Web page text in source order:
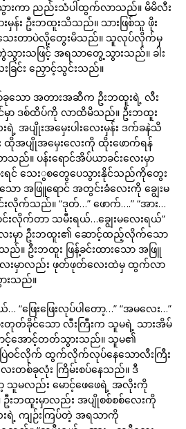
သွားကာ ညည်းသံပါထွက်လာသည်။ မိမိလီး
န်း ဦးဘထူးသိသည်။ သားဖြစ်သူ ဖိုး
ေးတာပဲလို့တွေးမိသည်။ သူလုပ်လိုက်မှ
ားသဖြင့် အရသာတွေ့သွားသည်။ ခါး
းခြင်း ညှောင့်သွင်းသည်။
ခုသော အတားအဆီက ဦးဘထူးရဲ့ လီး
ာ ဒစ်ထိပ်ကို လာထိမိသည်။ ဦးဘထူး
အပျိုးအမှေးပါးလေးမှန်း ဒက်ခနဲသိ
ပျိုအမှေးလေးကို ထိုးဖောက်ရန်
ည်။ ပန်းရောင်အိပ်ယာခင်းလေးမှာ
းရင် သေးွစတွေပေသွားနိုင်သည်ကိုတွေး
ာ အဖြူရောင် အတွင်းခံလေးကို ချွေးမ
လိုက်သည်။ “ဒုတ်…” ဖောက်….” “အား…
င်းလိုက်တာ သမီးရယ်…ချွေးမလေးရယ်”
လေးမှာ ဦးဘထူး၏ ဆောင့်ထည့်လိုက်သော
ည်။ ဦးဘထူး ဖြန့်ခင်းထားသော အဖြူ
ေးမှာလည်း ဖုတ်ဖုတ်လေးထဲမှ ထွက်လာ
ားသည်။
ဖြေးဖြေးလုပ်ပါတော့…” “အမလေး…”
တုတ်ခိုင်သော လီးကြီးက သူမရဲ့ သားအိမ်
င့်အောင့်တတ်သွားသည်။ သူမ၏
ဝင်လိုက် ထွက်လိုက်လုပ်နေသောလီးကြီး
တစ်ခုလုံး ကြိမ်းစပ်နေသည်။ ဒီ
သူမလည်း မောင့်ဖေဖေရဲ့ အလိုးကို
းဘထူးမှာလည်း အပျိုစစ်စစ်လေးကို
ရဲ့ ကျဉ်းကြပ်တဲ့ အရသာကို